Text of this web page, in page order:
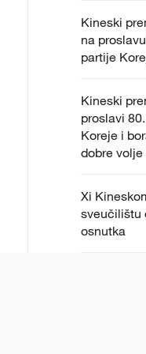
Kineski
na
partije
Kineski
proslavi
Koreje i
dobre volje
Xi
sveučilištu
osnutka